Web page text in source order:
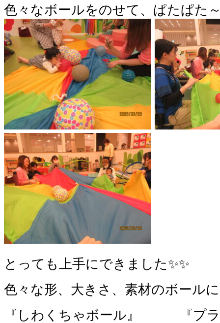
色々なボールをのせて、ぱたぱた
とっても上手にできました✨✨
色々な形、大きさ、素材のボール
『しわくちゃボール』 『プラ